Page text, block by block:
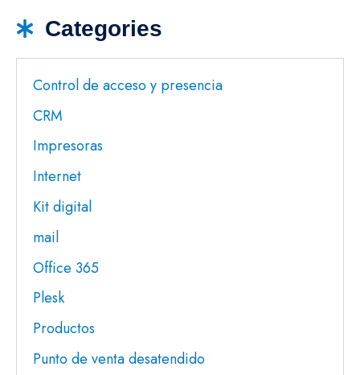
Categories
Control de acceso y presencia
CRM
Impresoras
Internet
Kit digital
mail
Office 365
Plesk
Productos
Punto de venta desatendido